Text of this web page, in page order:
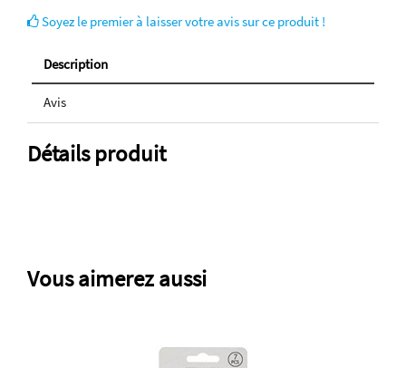
Soyez le premier à laisser votre avis sur ce produit !
Description
Avis
Détails produit
Vous aimerez aussi